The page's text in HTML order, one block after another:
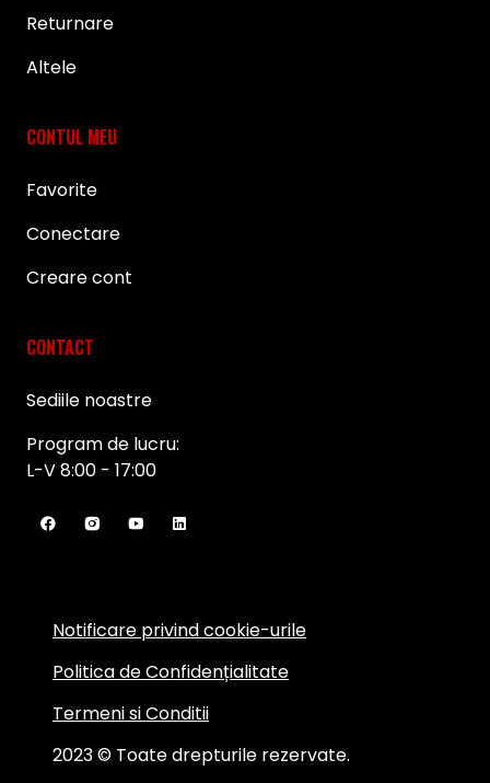
Returnare
Altele
CONTUL MEU
Favorite
Conectare
Creare cont
CONTACT
Sediile noastre
Program de lucru:
L-V 8:00 - 17:00
2023 © Toate drepturile rezervate.
Notificare privind cookie-urile
Politica de Confidențialitate
Termeni si Conditii